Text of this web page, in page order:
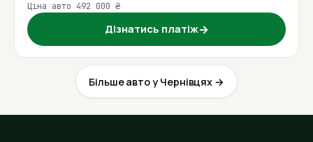
Ціна авто 492 000 ₴
Дізнатись платіж→
Більше авто у Чернівцях →